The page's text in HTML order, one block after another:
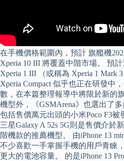
在手機價格範圍內，預計 旗艦機
Xperia 10 III 將覆蓋中階市場。 預
Xperia 1 III （或稱為 Xperia 1 Mark
Xperia Compact 似乎也正在研發中
數，在本篇整理報導中將限於新的
機型外，《GSMArena》也選出了
包括售價萬元出頭的小米Poco F3被
三星Galaxy A 52s 5G則是售價介於
階機款的推薦機型。 由iPhone 13
不少喜歡一手掌握手機的用戶青睞
更大的電池容量。 的是iPhone 13